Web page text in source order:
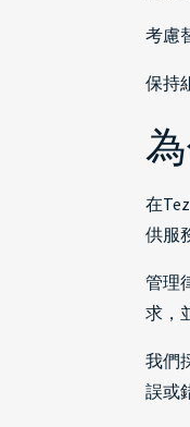
考慮
保持
在
供服
管理
求，
我們
誤或